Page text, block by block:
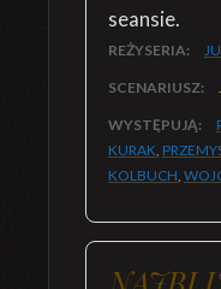
seansie.
REŻYSERIA:
SCENARIUSZ:
WYSTĘPUJĄ:
KURAK,
KOLBUCH,